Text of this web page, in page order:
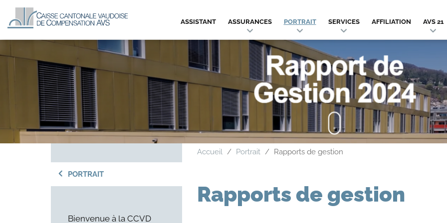
ASSISTANT ASSURANCES PORTRAIT SERVICES AFFILIATION AVS 21
PORTRAIT
Bienvenue à la CCVD
Accueil Portrait Rapports de gestion
Rapports de gestion